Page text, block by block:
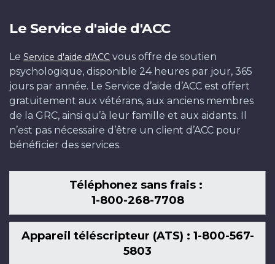
Le Service d'aide d'ACC
Le Service d'aide d'ACC vous offre de soutien
psychologique, disponible 24 heures par jour, 365
jours par année. Le Service d’aide d’ACC est offert
gratuitement aux vétérans, aux anciens membres
de la GRC, ainsi qu’à leur famille et aux aidants. Il
n’est pas nécessaire d’être un client d’ACC pour
bénéficier des services.
Téléphonez sans frais :
1-800-268-7708
Appareil téléscripteur (ATS) : 1-800-567-
5803